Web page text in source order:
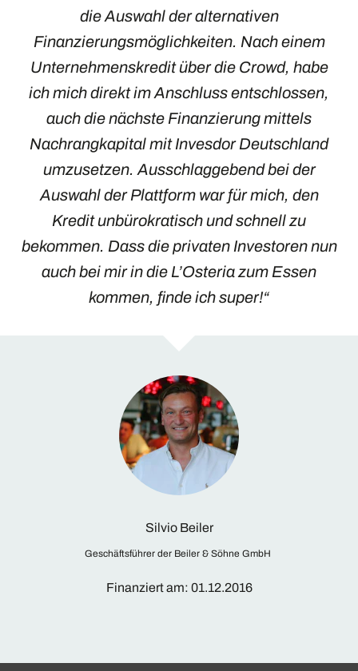
die Auswahl der alternativen
Finanzierungsmöglichkeiten. Nach einem
Unternehmenskredit über die Crowd, habe
ich mich direkt im Anschluss entschlossen,
auch die nächste Finanzierung mittels
Nachrangkapital mit Invesdor Deutschland
umzusetzen. Ausschlaggebend bei der
Auswahl der Plattform war für mich, den
Kredit unbürokratisch und schnell zu
bekommen. Dass die privaten Investoren nun
auch bei mir in die L’Osteria zum Essen
kommen, finde ich super!“
Silvio Beiler
Geschäftsführer der Beiler & Söhne GmbH ​
Finanziert am: 01.12.2016